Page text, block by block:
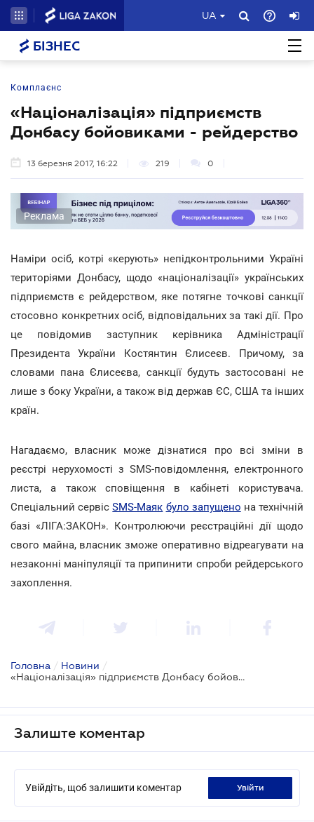
UA
БІЗНЕС
Комплаєнс
«Націоналізація» підприємств
Донбасу бойовиками - рейдерство
13 березня 2017, 16:22 219 0
Реклама
Наміри осіб, котрі «керують» непідконтрольними Україні
територіями Донбасу, щодо «націоналізації» українських
підприємств є рейдерством, яке потягне точкові санкції
стосовно конкретних осіб, відповідальних за такі дії. Про
це повідомив заступник керівника Адміністрації
Президента України Костянтин Єлисеєв. Причому, за
словами пана Єлисеєва, санкції будуть застосовані не
лише з боку України, а також від держав ЄС, США та інших
країн.
Нагадаємо, власник може дізнатися про всі зміни в
реєстрі нерухомості з SMS-повідомлення, електронного
листа, а також сповіщення в кабінеті користувача.
Спеціальний сервісSMS-Маяк було запущено на технічній
базі «ЛІГА:ЗАКОН». Контролюючи реєстраційні дії щодо
свого майна, власник зможе оперативно відреагувати на
незаконні маніпуляції та припинити спроби рейдерського
захоплення.
Головна / Новини /
«Націоналізація» підприємств Донбасу бойовиками - рейдерство
Залиште коментар
Увійдіть, щоб залишити коментар увійти